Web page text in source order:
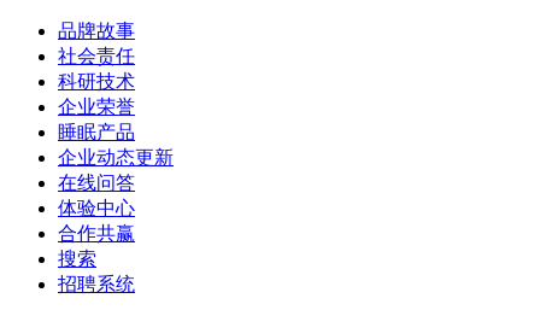
品牌故事
社会责任
科研技术
企业荣誉
睡眠产品
企业动态更新
在线问答
体验中心
合作共赢
搜索
招聘系统